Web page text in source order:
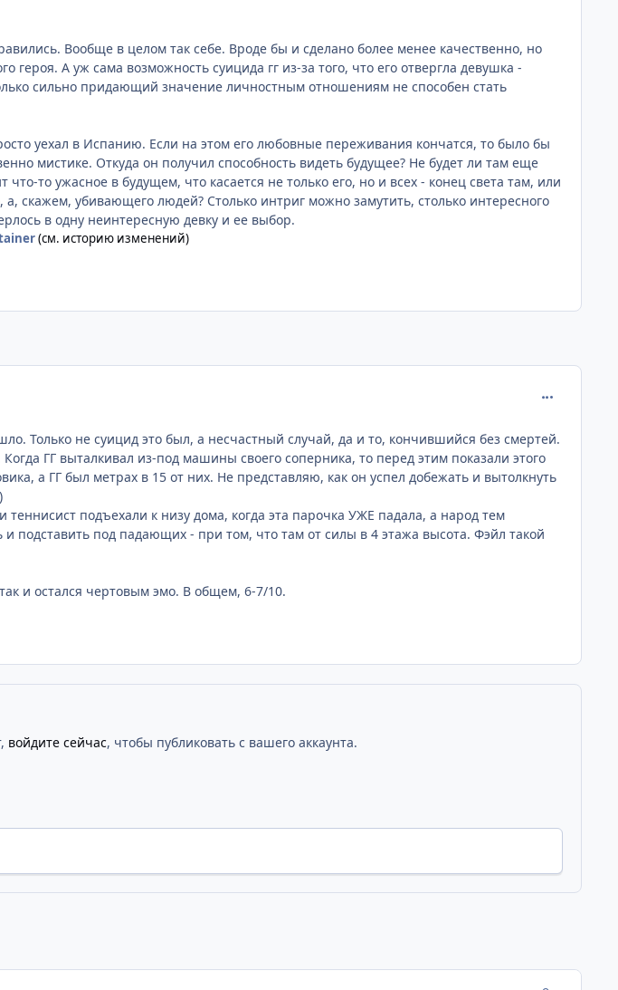
Вообще в целом так себе. Вроде бы и сделано более менее качественно, но
героя. А уж сама возможность суицида гг из-за того, что его отвергла девушка -
сильно придающий значение личностным отношениям не способен стать
уехал в Испанию. Если на этом его любовные переживания кончатся, то было бы
мистике. Откуда он получил способность видеть будущее? Не будет ли там еще
то ужасное в будущем, что касается не только его, но и всех - конец света там, или
скажем, убивающего людей? Столько интриг можно замутить, столько интересного
в одну неинтересную девку и ее выбор.
(см. историю изменений)
Только не суицид это был, а несчастный случай, да и то, кончившийся без смертей.
ГГ выталкивал из-под машины своего соперника, то перед этим показали этого
а ГГ был метрах в 15 от них. Не представляю, как он успел добежать и вытолкнуть
подъехали к низу дома, когда эта парочка УЖЕ падала, а народ тем
подставить под падающих - при том, что там от силы в 4 этажа высота. Фэйл такой
и остался чертовым эмо. В общем, 6-7/10.
войдите сейчас, чтобы публиковать с вашего аккаунта.